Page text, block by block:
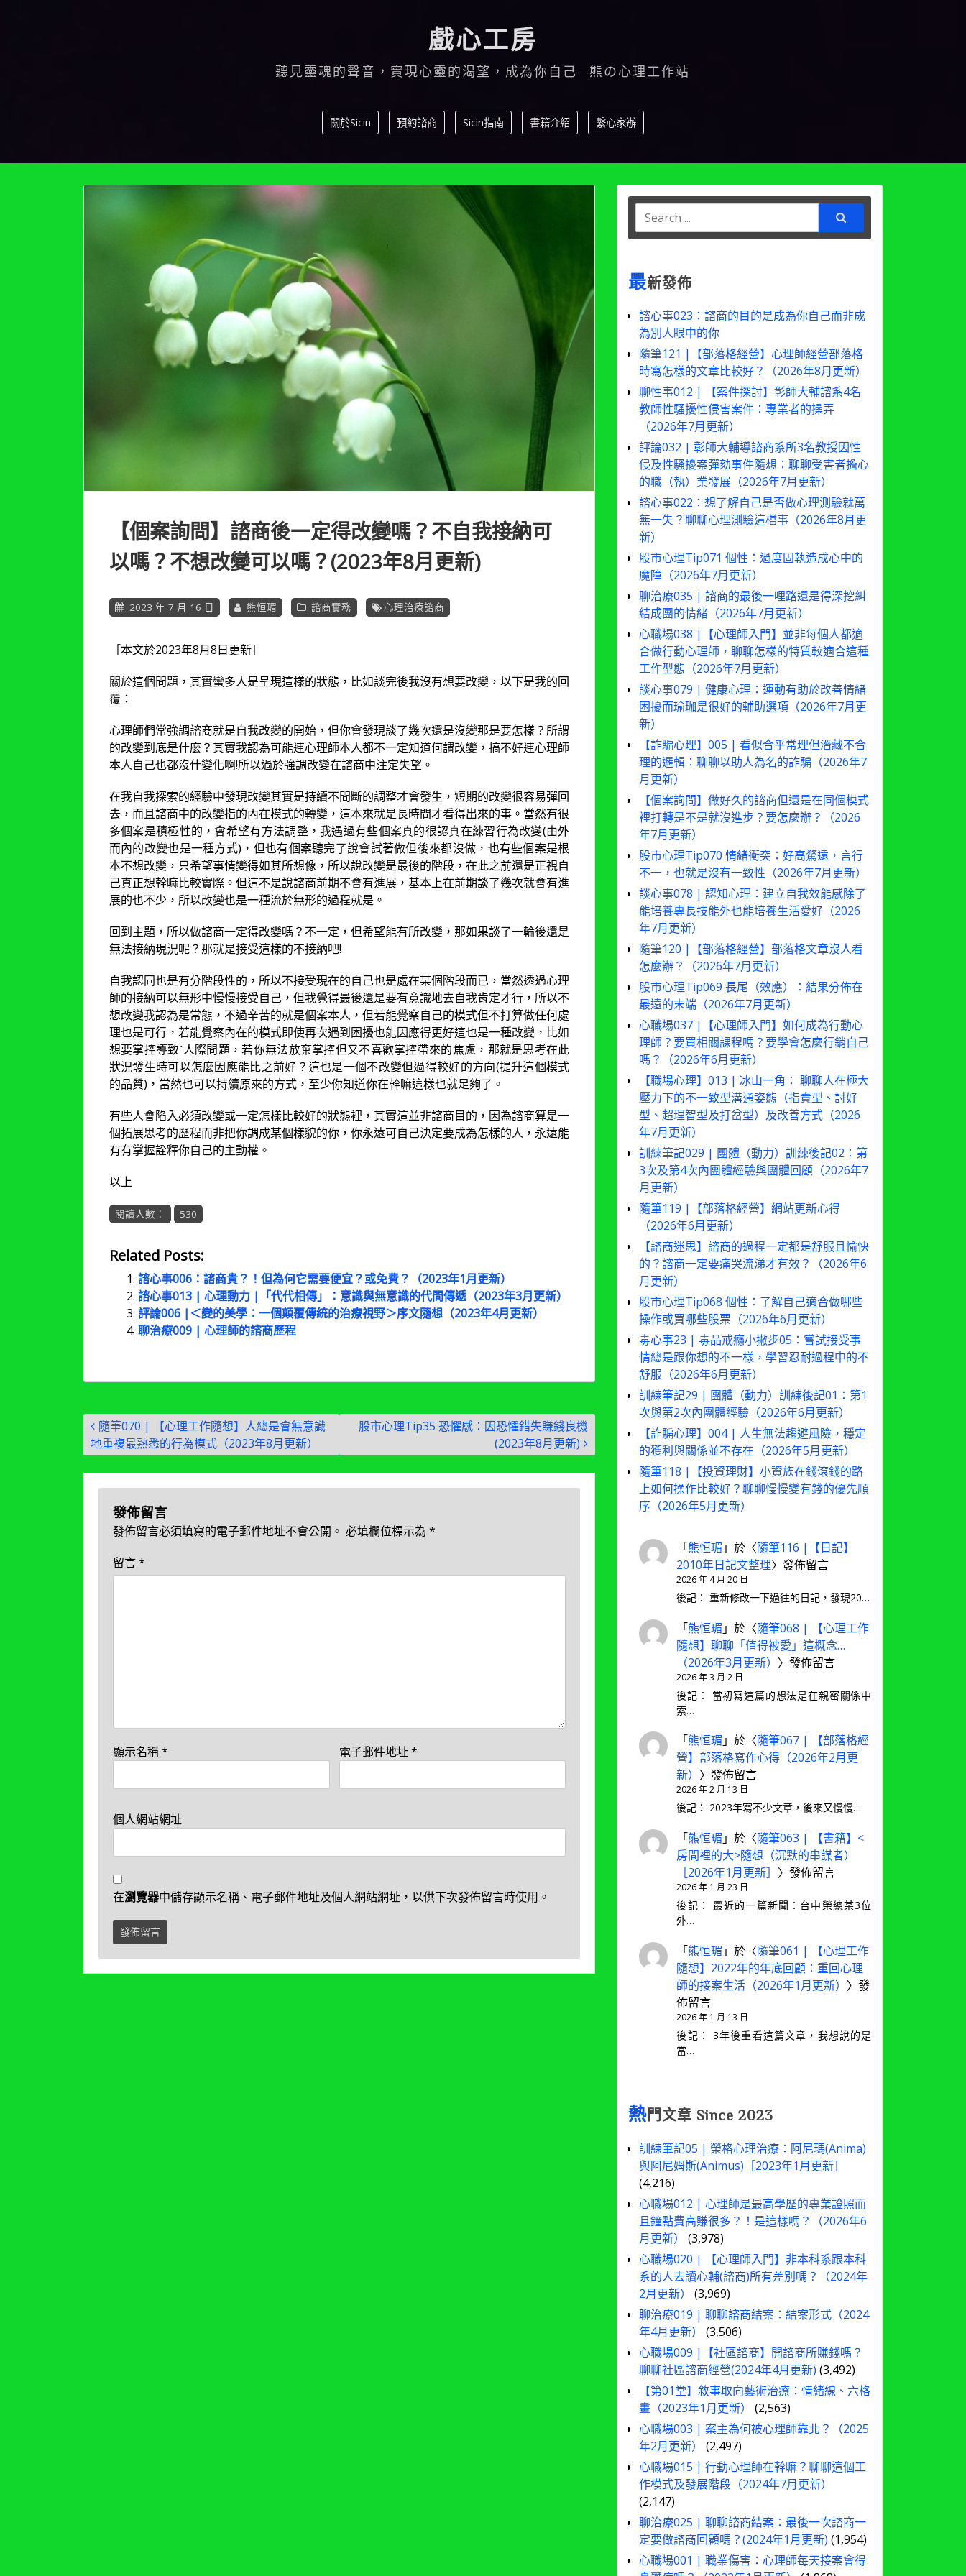
戲心工房
聽見靈魂的聲音，實現心靈的渴望，成為你自己—熊の心理工作站
關於Sicin 預約諮商 Sicin指南 書籍介紹 繫心家辦
【個案詢問】諮商後一定得改變嗎？不自我接納可
以嗎？不想改變可以嗎？(2023年8月更新)
2023 年 7 月 16 日 熊恒瑂 諮商實務 心理治療諮商
［本文於2023年8月8日更新］
關於這個問題，其實蠻多人是呈現這樣的狀態，比如談完後我沒有想要改變，以下是我的回
覆：
心理師們常強調諮商就是自我改變的開始，但你會發現談了幾次還是沒變那是要怎樣？所謂
的改變到底是什麼？其實我認為可能連心理師本人都不一定知道何謂改變，搞不好連心理師
本人自己也都沒什變化啊!所以過於強調改變在諮商中注定失望。
在我自我探索的經驗中發現改變其實是持續不間斷的調整才會發生，短期的改變很容易彈回
去，而且諮商中的改變指的內在模式的轉變，這本來就是長時間才看得出來的事。當然有很
多個案是積極性的，會希望有方法調整，我遇過有些個案真的很認真在練習行為改變(由外
而內的改變也是一種方式)，但也有個案聽完了說會試著做但後來都沒做，也有些個案是根
本不想改變，只希望事情變得如其所想像，所以說改變是最後的階段，在此之前還是正視自
己真正想幹嘛比較實際。但這不是說諮商前期不會有進展，基本上在前期談了幾次就會有進
展的也不少，所以改變也是一種流於無形的過程就是。
回到主題，所以做諮商一定得改變嗎？不一定，但希望能有所改變，那如果談了一輪後還是
無法接納現況呢？那就是接受這樣的不接納吧!
自我認同也是有分階段性的，所以不接受現在的自己也是處在某個階段而已，當然透過心理
師的接納可以無形中慢慢接受自己，但我覺得最後還是要有意識地去自我肯定才行，所以不
想改變我認為是常態，不過辛苦的就是個案本人，但若能覺察自己的模式但不打算做任何處
理也是可行，若能覺察內在的模式即使再次遇到困擾也能因應得更好這也是一種改變，比如
想要掌控導致ˋ人際問題，若你無法放棄掌控但又不喜歡掌控帶來的焦慮，那就是思考在此
狀況發生時可以怎麼因應能比之前好？這也是一個不改變但過得較好的方向(提升這個模式
的品質)，當然也可以持續原來的方式，至少你知道你在幹嘛這樣也就足夠了。
有些人會陷入必須改變或一定怎樣比較好的狀態裡，其實這並非諮商目的，因為諮商算是一
個拓展思考的歷程而非把你調成某個樣貌的你，你永遠可自己決定要成為怎樣的人，永遠能
有有掌握詮釋你自己的主動權。
以上
閱讀人數： 530
Related Posts:
諮心事006：諮商貴？！但為何它需要便宜？或免費？（2023年1月更新）
諮心事013 | 心理動力 |「代代相傳」：意識與無意識的代間傳遞（2023年3月更新）
評論006 |＜變的美學︰一個顛覆傳統的治療視野＞序文隨想（2023年4月更新）
聊治療009 | 心理師的諮商歷程
文
章
導
覽
隨筆070 | 【心理工作隨想】人總是會無意識
地重複最熟悉的行為模式（2023年8月更新）
股市心理Tip35 恐懼感：因恐懼錯失賺錢良機
(2023年8月更新)
發佈留言
發佈留言必須填寫的電子郵件地址不會公開。 必填欄位標示為 *
留言*
顯示名稱* 電子郵件地址*
個人網站網址
在瀏覽器中儲存顯示名稱、電子郵件地址及個人網站網址，以供下次發佈留言時使用。
Search
for:
最新發佈
諮心事023：諮商的目的是成為你自己而非成
為別人眼中的你
隨筆121 |【部落格經營】心理師經營部落格
時寫怎樣的文章比較好？（2026年8月更新）
聊性事012 | 【案件探討】彰師大輔諮系4名
教師性騷擾性侵害案件：專業者的操弄
（2026年7月更新）
評論032 | 彰師大輔導諮商系所3名教授因性
侵及性騷擾案彈劾事件隨想：聊聊受害者擔心
的職（執）業發展（2026年7月更新）
諮心事022：想了解自己是否做心理測驗就萬
無一失？聊聊心理測驗這檔事（2026年8月更
新）
股市心理Tip071 個性：過度固執造成心中的
魔障（2026年7月更新）
聊治療035 | 諮商的最後一哩路還是得深挖糾
結成團的情緒（2026年7月更新）
心職場038 |【心理師入門】並非每個人都適
合做行動心理師，聊聊怎樣的特質較適合這種
工作型態（2026年7月更新）
談心事079 | 健康心理：運動有助於改善情緒
困擾而瑜珈是很好的輔助選項（2026年7月更
新）
【詐騙心理】005 | 看似合乎常理但潛藏不合
理的邏輯：聊聊以助人為名的詐騙（2026年7
月更新）
【個案詢問】做好久的諮商但還是在同個模式
裡打轉是不是就沒進步？要怎麼辦？（2026
年7月更新）
股市心理Tip070 情緒衝突：好高騖遠，言行
不一，也就是沒有一致性（2026年7月更新）
談心事078 | 認知心理：建立自我效能感除了
能培養專長技能外也能培養生活愛好（2026
年7月更新）
隨筆120 |【部落格經營】部落格文章沒人看
怎麼辦？（2026年7月更新）
股市心理Tip069 長尾（效應）：結果分佈在
最遠的末端（2026年7月更新）
心職場037 |【心理師入門】如何成為行動心
理師？要買相關課程嗎？要學會怎麼行銷自己
嗎？（2026年6月更新）
【職場心理】013 | 冰山一角： 聊聊人在極大
壓力下的不一致型溝通姿態（指責型、討好
型、超理智型及打岔型）及改善方式（2026
年7月更新）
訓練筆記029 | 團體（動力）訓練後記02：第
3次及第4次內團體經驗與團體回顧（2026年7
月更新）
隨筆119 |【部落格經營】網站更新心得
（2026年6月更新）
【諮商迷思】諮商的過程一定都是舒服且愉快
的？諮商一定要痛哭流涕才有效？（2026年6
月更新）
股市心理Tip068 個性：了解自己適合做哪些
操作或買哪些股票（2026年6月更新）
毒心事23 | 毒品戒癮小撇步05：嘗試接受事
情總是跟你想的不一樣，學習忍耐過程中的不
舒服（2026年6月更新）
訓練筆記29 | 團體（動力）訓練後記01：第1
次與第2次內團體經驗（2026年6月更新）
【詐騙心理】004 | 人生無法趨避風險，穩定
的獲利與關係並不存在（2026年5月更新）
隨筆118 |【投資理財】小資族在錢滾錢的路
上如何操作比較好？聊聊慢慢變有錢的優先順
序（2026年5月更新）
「熊恒瑂 」於〈隨筆116 |【日記】
2010年日記文整理〉發佈留言
2026 年 4 月 20 日
後記： 重新修改一下過往的日記，發現20…
「熊恒瑂 」於〈隨筆068 | 【心理工作
隨想】聊聊「值得被愛」這概念…
（2026年3月更新） 〉發佈留言
2026 年 3 月 2 日
後記： 當初寫這篇的想法是在親密關係中
索…
「熊恒瑂 」於〈隨筆067 | 【部落格經
營】部落格寫作心得（2026年2月更
新） 〉發佈留言
2026 年 2 月 13 日
後記： 2023年寫不少文章，後來又慢慢…
「熊恒瑂 」於〈隨筆063 | 【書籍】<
房間裡的大>隨想（沉默的串謀者）
［2026年1月更新］ 〉發佈留言
2026 年 1 月 23 日
後記： 最近的一篇新聞：台中榮總某3位
外…
「熊恒瑂 」於〈隨筆061 | 【心理工作
隨想】2022年的年底回顧：重回心理
師的接案生活（2026年1月更新） 〉發
佈留言
2026 年 1 月 13 日
後記： 3年後重看這篇文章，我想說的是
當…
熱門文章 Since 2023
訓練筆記05 | 榮格心理治療：阿尼瑪(Anima)
與阿尼姆斯(Animus)［2023年1月更新］
(4,216)
心職場012 | 心理師是最高學歷的專業證照而
且鐘點費高賺很多？！是這樣嗎？（2026年6
月更新）
(3,978)
心職場020 | 【心理師入門】非本科系跟本科
系的人去讀心輔(諮商)所有差別嗎？（2024年
2月更新）
(3,969)
聊治療019 | 聊聊諮商結案：結案形式（2024
年4月更新）
(3,506)
心職場009 |【社區諮商】開諮商所賺錢嗎？
聊聊社區諮商經營(2024年4月更新) (3,492)
【第01堂】敘事取向藝術治療：情緒線、六格
畫（2023年1月更新）
(2,563)
心職場003 | 案主為何被心理師靠北？（2025
年2月更新）
(2,497)
心職場015 | 行動心理師在幹嘛？聊聊這個工
作模式及發展階段（2024年7月更新）
(2,147)
聊治療025 | 聊聊諮商結案：最後一次諮商一
定要做諮商回顧嗎？(2024年1月更新) (1,954)
心職場001 | 職業傷害：心理師每天接案會得